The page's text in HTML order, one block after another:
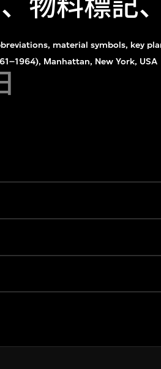
物料標記
material symbols, key
Manhattan, New York, USA